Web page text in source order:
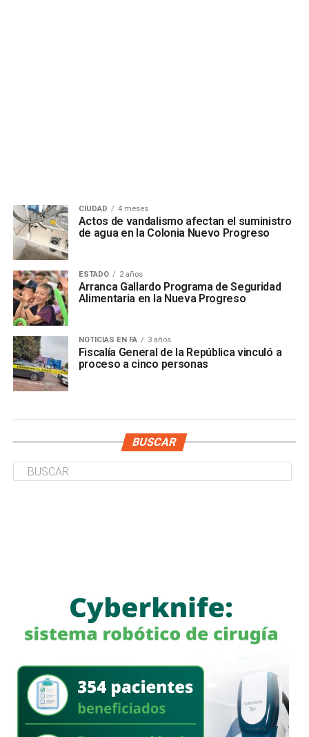
CIUDAD 4 meses
Actos de vandalismo afectan el suministro
de agua en la Colonia Nuevo Progreso
ESTADO 2 años
Arranca Gallardo Programa de Seguridad
Alimentaria en la Nueva Progreso
NOTICIAS EN FA 3 años
Fiscalía General de la República vinculó a
proceso a cinco personas
BUSCAR